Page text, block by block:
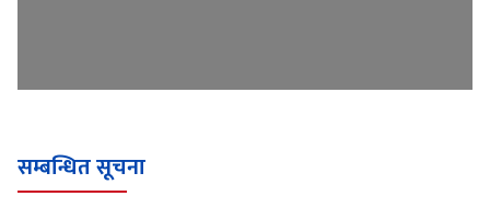
सम्बन्धित सूचना